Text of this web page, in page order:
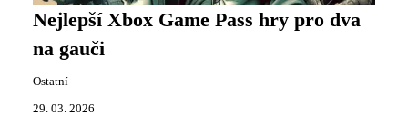
Nejlepší Xbox Game Pass hry pro dva
na gauči
Ostatní
29. 03. 2026